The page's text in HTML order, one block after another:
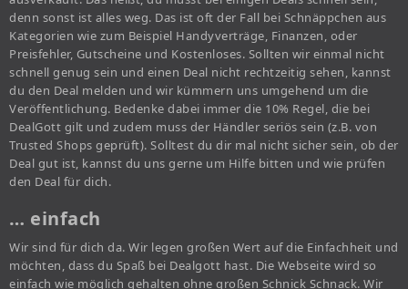
denn sonst ist alles weg. Das ist oft der Fall bei Schnäppchen aus
Kategorien wie zum Beispiel Handyverträge, Finanzen, oder
Preisfehler, Gutscheine und Kostenloses. Sollten wir einmal nicht
schnell genug sein und einen Deal nicht rechtzeitig sehen, kannst
du den Deal melden und wir kümmern uns umgehend um die
Veröffentlichung. Bedenke dabei immer die 10% Regel, die bei
DealGott gilt und zudem muss der Händler seriös sein (z.B. von
Trusted Shops geprüft). Solltest du dir mal nicht sicher sein, ob der
Deal gut ist, kannst du uns gerne um Hilfe bitten und wie prüfen
den Deal für dich.
… einfach
Wir sind für dich da. Wir legen großen Wert auf die Einfachheit und
möchten, dass du Spaß bei Dealgott hast. Die Webseite wird so
einfach wie möglich gehalten ohne großen Schnick Schnack. Wir